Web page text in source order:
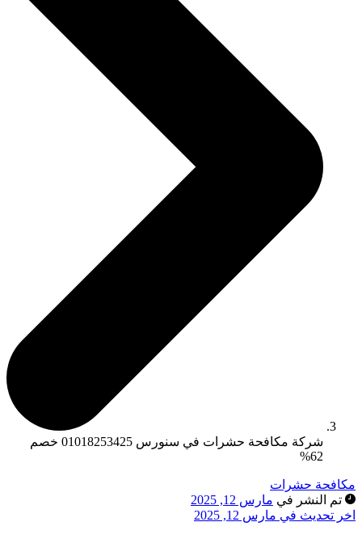
شركة مكافحة حشرات في سنورس 01018253425 خصم
62%
مكافحة حشرات
تم النشر في مارس 12, 2025
اخر تحديث في مارس 12, 2025